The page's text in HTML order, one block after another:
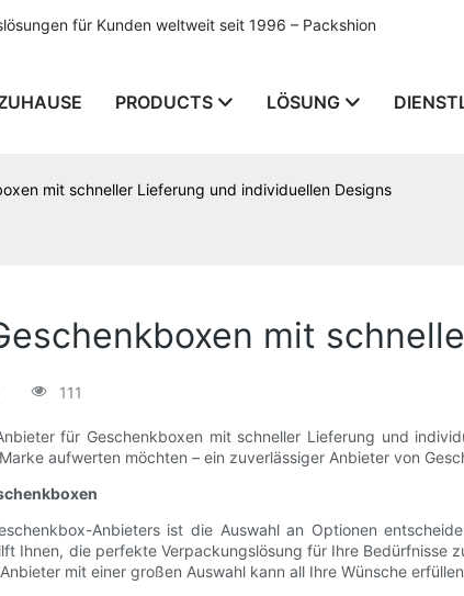
für Kunden weltweit seit 1996 – Packshion
PRODUCTS LÖSUNG
mit schneller Lieferung und individuellen Designs
mit
111
für Geschenkboxen mit schneller Lieferung und
aufwerten möchten – ein zuverlässiger Anbieter von
Anbieters ist die Auswahl an Optionen
Ihnen, die perfekte Verpackungslösung für Ihre
mit einer großen Auswahl kann all Ihre Wünsche